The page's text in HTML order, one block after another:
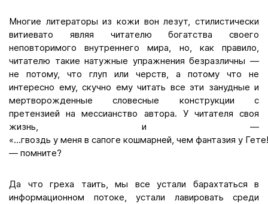
Многие литераторы из кожи вон лезут, стилистически
витиевато являя читателю богатства своего
неповторимого внутреннего мира, но, как правило,
читателю такие натужные упражнения безразличны —
не потому, что глуп или черств, а потому что не
интересно ему, скучно ему читать все эти занудные и
мертворожденные словесные конструкции с
претензией на мессианство автора. У читателя своя
жизнь, и —
«...гвоздь у меня в сапоге кошмарней, чем фантазия у
— помните?
Да что греха таить, мы все устали барахтаться в
информационном потоке, устали лавировать среди